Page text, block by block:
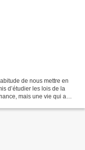
de nous mettre en
d’étudier les lois de la
mais une vie qui a